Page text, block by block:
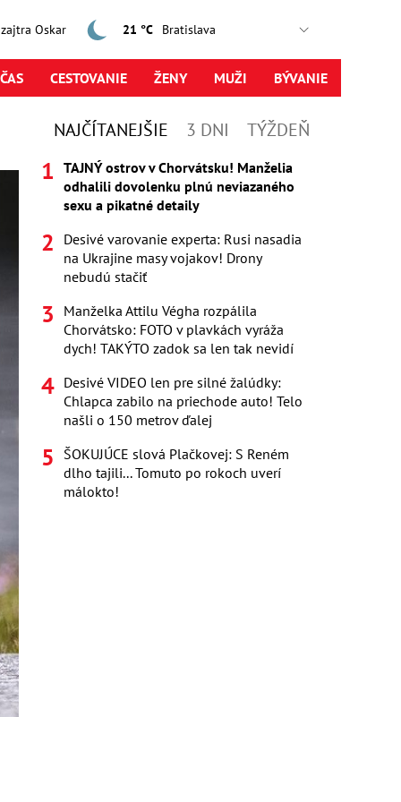
Oskar 21 °C
CESTOVANIE ŽENY MUŽI BÝVANIE
NAJČÍTANEJŠIE 3 DNI TÝŽDEŇ
TAJNÝ ostrov v Chorvátsku! Manželia
odhalili dovolenku plnú neviazaného
sexu a pikatné detaily
Desivé varovanie experta: Rusi nasadia
na Ukrajine masy vojakov! Drony
nebudú stačiť
Manželka Attilu Végha rozpálila
Chorvátsko: FOTO v plavkách vyráža
dych! TAKÝTO zadok sa len tak nevidí
Desivé VIDEO len pre silné žalúdky:
Chlapca zabilo na priechode auto! Telo
našli o 150 metrov ďalej
ŠOKUJÚCE slová Plačkovej: S Reném
dlho tajili... Tomuto po rokoch uverí
málokto!